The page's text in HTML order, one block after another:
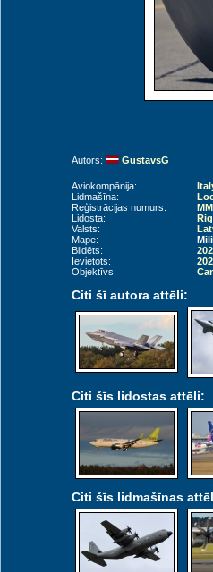
Autors: GustavsG
Aviokompānija:
Lidmašīna:
Reģistrācijas numurs:
Lidosta:
Valsts:
Mape:
Bildēts:
Ievietots:
Objektīvs:
Citi šī autora attēli:
Citi šīs lidostas attēli:
Citi šīs lidmašīnas